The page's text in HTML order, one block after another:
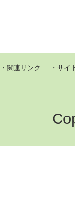
・ 関連リンク ・ サイ